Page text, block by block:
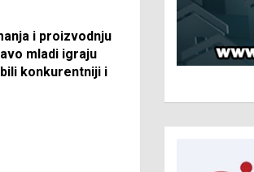
i proizvodnju
mladi igraju
konkurentniji i